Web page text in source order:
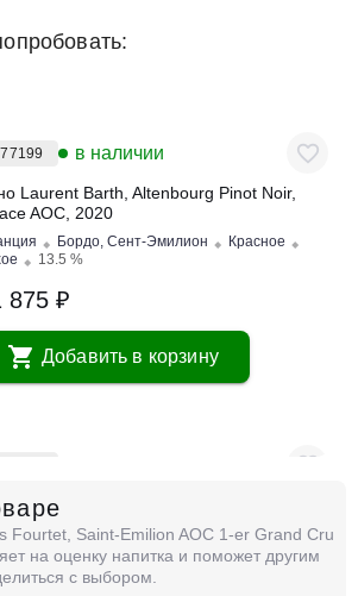
в наличии
Laurent Barth, Altenbourg Pinot Noir,
AOC, 2020
Бордо, Сент-Эмилион
Красное
13.5 %
875 ₽
Добавить в корзину
Laurent Barth, Altenbourg Pinot Noir,
AOC, 2022
Бордо, Сент-Эмилион
Красное
13.5 %
Fourtet, Saint-Emilion AOC 1-er Grand Cru
на оценку напитка и поможет другим
с выбором.